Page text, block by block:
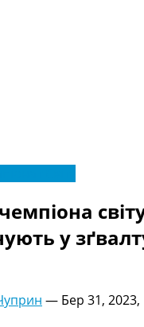
футболу України
у
— Бер 31, 2023,